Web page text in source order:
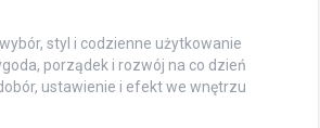
styl i codzienne użytkowanie
porządek i rozwój na co dzień
ustawienie i efekt we wnętrzu